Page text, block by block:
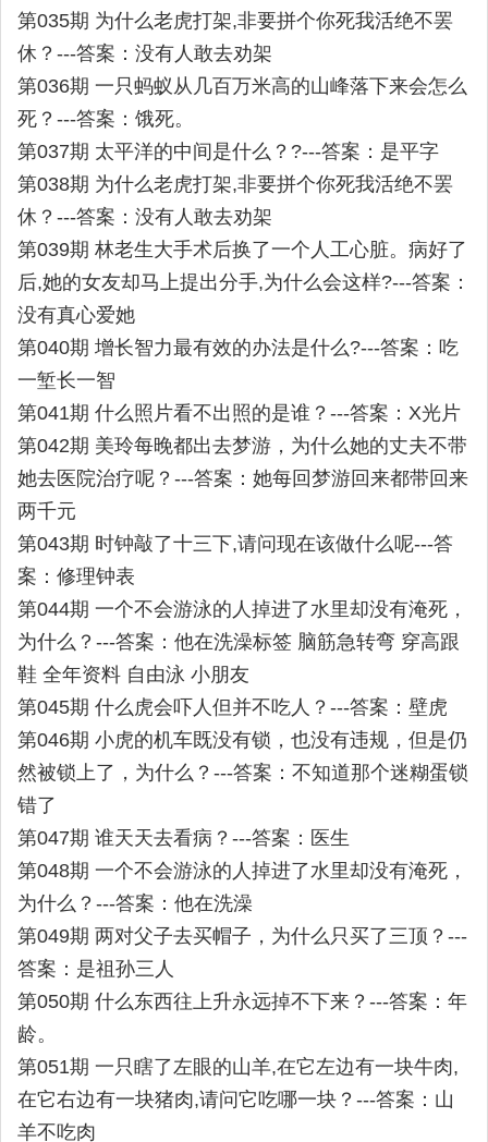
第035期 为什么老虎打架,非要拼个你死我活绝不罢
休？---答案：没有人敢去劝架
第036期 一只蚂蚁从几百万米高的山峰落下来会怎么
死？---答案：饿死。
第037期 太平洋的中间是什么？?---答案：是平字
第038期 为什么老虎打架,非要拼个你死我活绝不罢
休？---答案：没有人敢去劝架
第039期 林老生大手术后换了一个人工心脏。病好了
后,她的女友却马上提出分手,为什么会这样?---答案：
没有真心爱她
第040期 增长智力最有效的办法是什么?---答案：吃
一堑长一智
第041期 什么照片看不出照的是谁？---答案：X光片
第042期 美玲每晚都出去梦游，为什么她的丈夫不带
她去医院治疗呢？---答案：她每回梦游回来都带回来
两千元
第043期 时钟敲了十三下,请问现在该做什么呢---答
案：修理钟表
第044期 一个不会游泳的人掉进了水里却没有淹死，
为什么？---答案：他在洗澡标签 脑筋急转弯 穿高跟
鞋 全年资料 自由泳 小朋友
第045期 什么虎会吓人但并不吃人？---答案：壁虎
第046期 小虎的机车既没有锁，也没有违规，但是仍
然被锁上了，为什么？---答案：不知道那个迷糊蛋锁
错了
第047期 谁天天去看病？---答案：医生
第048期 一个不会游泳的人掉进了水里却没有淹死，
为什么？---答案：他在洗澡
第049期 两对父子去买帽子，为什么只买了三顶？---
答案：是祖孙三人
第050期 什么东西往上升永远掉不下来？---答案：年
龄。
第051期 一只瞎了左眼的山羊,在它左边有一块牛肉,
在它右边有一块猪肉,请问它吃哪一块？---答案：山
羊不吃肉